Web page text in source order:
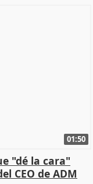
01:50
"dé la cara"
CEO de ADM